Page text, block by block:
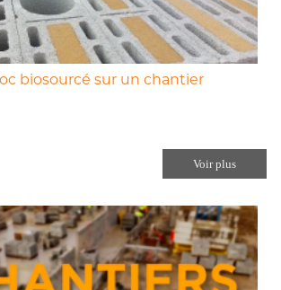
biosourcé sur un chantier
Voir plus